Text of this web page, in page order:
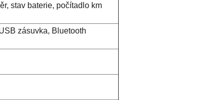
stav baterie, počítadlo km
zásuvka, Bluetooth